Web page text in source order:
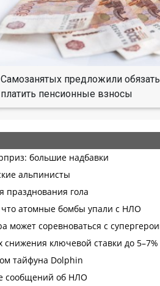
Самозанятых предложили обязать
платить пенсионные взносы